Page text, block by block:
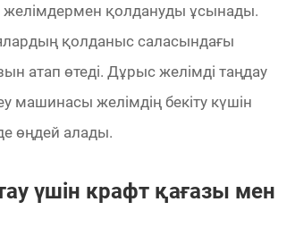
қолдануды ұсынады.
қолданыс саласындағы
атап өтеді. Дұрыс желімді таңдау
желімдің бекіту күшін
өңдей алады.
үшін крафт қағазы мен